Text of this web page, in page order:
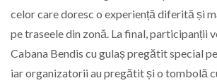
celor care doresc o experiență diferită și
pe traseele din zonă. La final, participanții
Cabana Bendis cu gulaș pregătit special
iar organizatorii au pregătit și o tombolă